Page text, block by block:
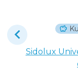
Sidolux